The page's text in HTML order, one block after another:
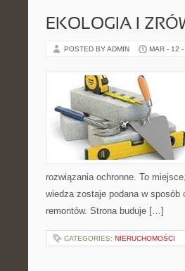
EKOLOGIA I
POSTED BY ADMIN MAR - 12
rozwiązania ochronne. To
wiedza zostaje podana w
remontów. Strona buduje […]
CATEGORIES: NIERUCHOMOŚCI